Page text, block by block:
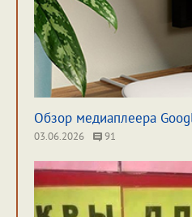
Обзор медиаплеера
03.06.2026 91